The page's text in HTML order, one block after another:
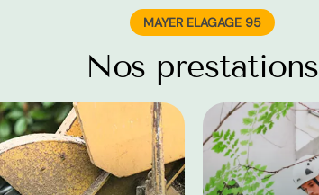
MAYER ELAGAGE 95
Nos prestations